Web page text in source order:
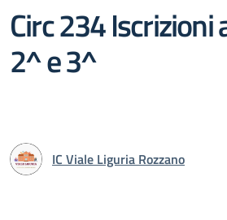
Circ 234 Iscrizioni
2^ e 3^
IC Viale Liguria Rozzano